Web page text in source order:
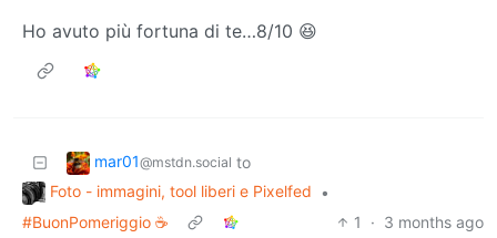
Ho avuto più fortuna di te…8/10 😆
mar01@mstdn.social to
Foto - immagini, tool liberi e Pixelfed
•
#BuonPomeriggio ☕️
1 · 3 months ago